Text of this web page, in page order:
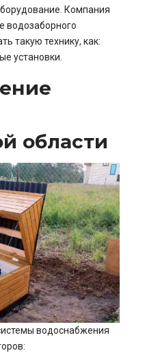
Компания
водозаборного
такую технику, как:
установки.
области
водоснабжения